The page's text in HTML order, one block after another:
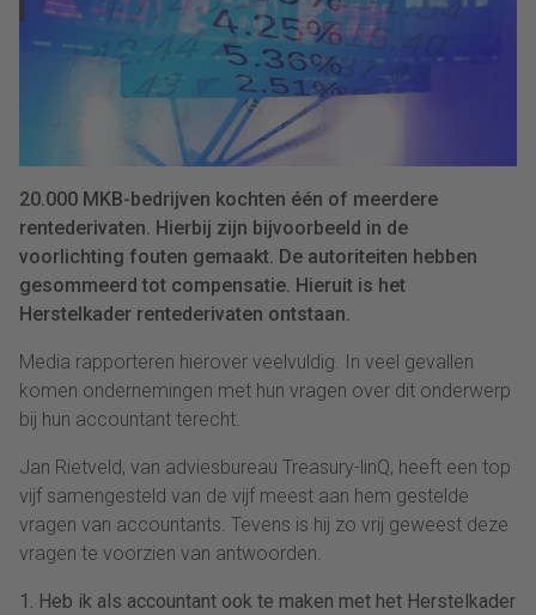
20.000 MKB-bedrijven kochten één of meerdere
rentederivaten. Hierbij zijn bijvoorbeeld in de
voorlichting fouten gemaakt. De autoriteiten hebben
gesommeerd tot compensatie. Hieruit is het
Herstelkader rentederivaten ontstaan.
Media rapporteren hierover veelvuldig. In veel gevallen
komen ondernemingen met hun vragen over dit onderwerp
bij hun accountant terecht.
Jan Rietveld, van adviesbureau Treasury-linQ, heeft een top
vijf samengesteld van de vijf meest aan hem gestelde
vragen van accountants. Tevens is hij zo vrij geweest deze
vragen te voorzien van antwoorden.
1. Heb ik als accountant ook te maken met het Herstelkader